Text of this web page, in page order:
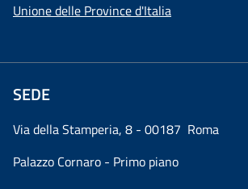
Unione delle Province d'Italia
SEDE
Via della Stamperia, 8 - 00187 Roma
Palazzo Cornaro - Primo piano